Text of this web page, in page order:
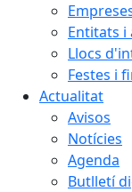
Entitats i
Llocs
Festes i
Actualitat
Avisos
Notícies
Agenda
Butlletí